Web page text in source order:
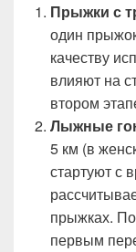
Прыжки с
один
качеству
влияют на
втором
Лыжные
5 км (в
стартуют с
прыжках.
первым